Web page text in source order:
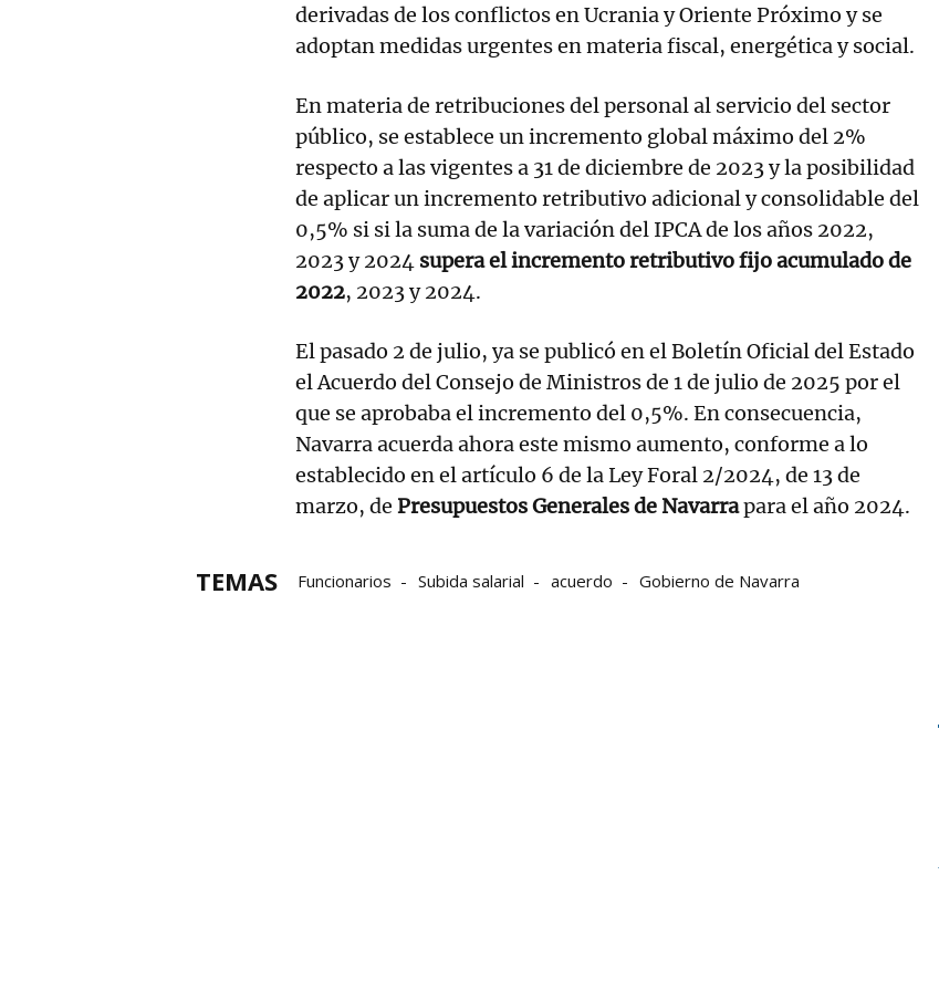
derivadas de los conflictos en Ucrania y Oriente Próximo y se
adoptan medidas urgentes en materia fiscal, energética y social.
En materia de retribuciones del personal al servicio del sector
público, se establece un incremento global máximo del 2%
respecto a las vigentes a 31 de diciembre de 2023 y la posibilidad
de aplicar un incremento retributivo adicional y consolidable del
0,5% si si la suma de la variación del IPCA de los años 2022,
2023 y 2024 supera el incremento retributivo fijo acumulado de
2022, 2023 y 2024.
El pasado 2 de julio, ya se publicó en el Boletín Oficial del Estado
el Acuerdo del Consejo de Ministros de 1 de julio de 2025 por el
que se aprobaba el incremento del 0,5%. En consecuencia,
Navarra acuerda ahora este mismo aumento, conforme a lo
establecido en el artículo 6 de la Ley Foral 2/2024, de 13 de
marzo, de Presupuestos Generales de Navarrapara el año 2024.
TEMAS Funcionarios Subida salarial acuerdo Gobierno de Navarra